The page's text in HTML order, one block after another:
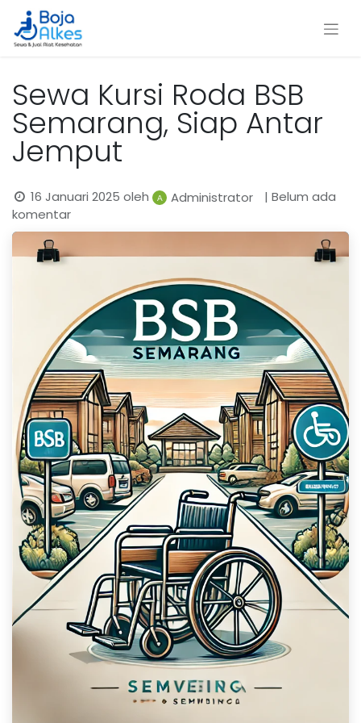
Sewa Kursi Roda BSB
Semarang, Siap Antar
Jemput
16 Januari 2025 oleh Administrator
| Belum ada
komentar